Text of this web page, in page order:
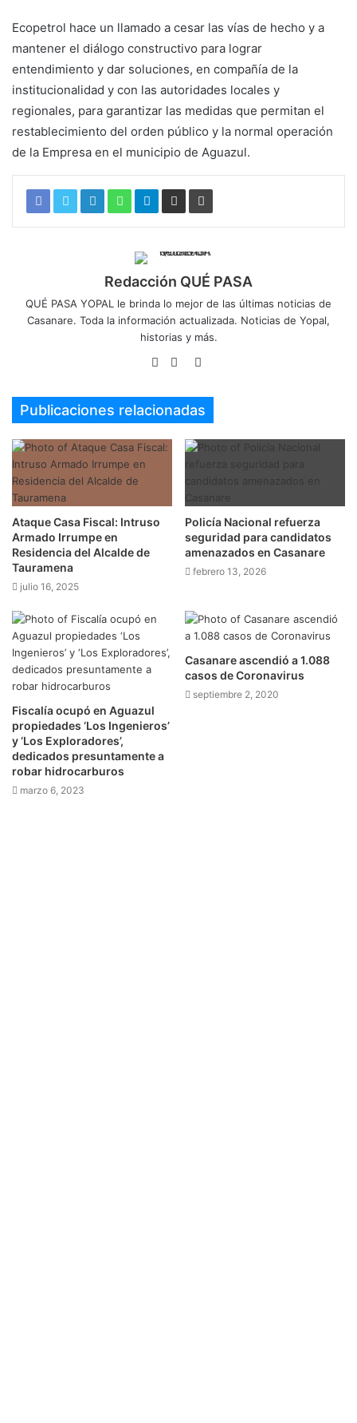
Ecopetrol hace un llamado a cesar las vías de hecho y a
mantener el diálogo constructivo para lograr
entendimiento y dar soluciones, en compañía de la
institucionalidad y con las autoridades locales y
regionales, para garantizar las medidas que permitan el
restablecimiento del orden público y la normal operación
de la Empresa en el municipio de Aguazul.
Redacción QUÉ PASA
QUÉ PASA YOPAL le brinda lo mejor de las últimas noticias de
Casanare. Toda la información actualizada. Noticias de Yopal,
historias y más.
Sitio Facebook
Twitter
Publicaciones relacionadas
Ataque Casa Fiscal: Intruso
Armado Irrumpe en
Residencia del Alcalde de
Tauramena
julio 16, 2025
Policía Nacional refuerza
seguridad para candidatos
amenazados en Casanare
febrero 13, 2026
Fiscalía ocupó en Aguazul
propiedades ‘Los Ingenieros’
y ‘Los Exploradores’,
dedicados presuntamente a
robar hidrocarburos
marzo 6, 2023
Casanare ascendió a 1.088
casos de Coronavirus
septiembre 2, 2020